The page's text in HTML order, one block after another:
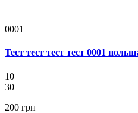
0001
Тест тест тест тест 0001
10
30
200 грн